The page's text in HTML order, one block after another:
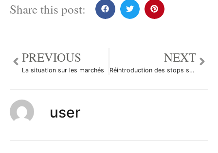
Share this post:
PREVIOUS
La situation sur les marchés
NEXT
Réintroduction des stops sur les comptes américains
user